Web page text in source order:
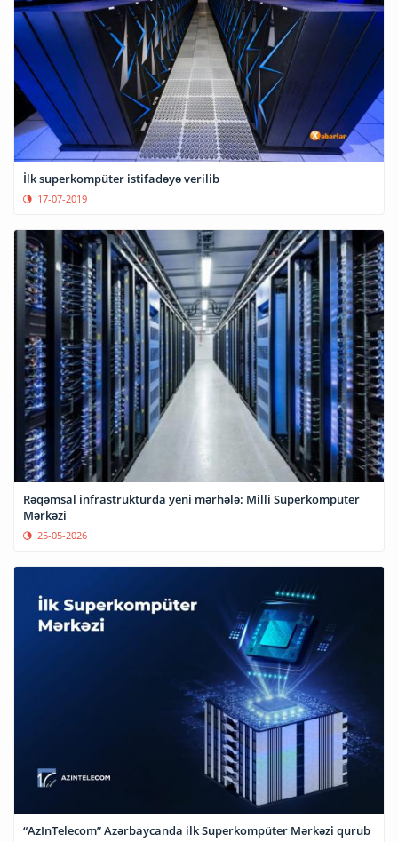
İlk superkompüter istifadəyə verilib
17-07-2019
Rəqəmsal infrastrukturda yeni mərhələ: Milli Superkompüter
Mərkəzi
25-05-2026
“AzInTelecom” Azərbaycanda ilk Superkompüter Mərkəzi qurub